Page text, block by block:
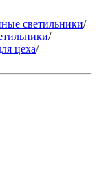
светильники/
/
цеха/